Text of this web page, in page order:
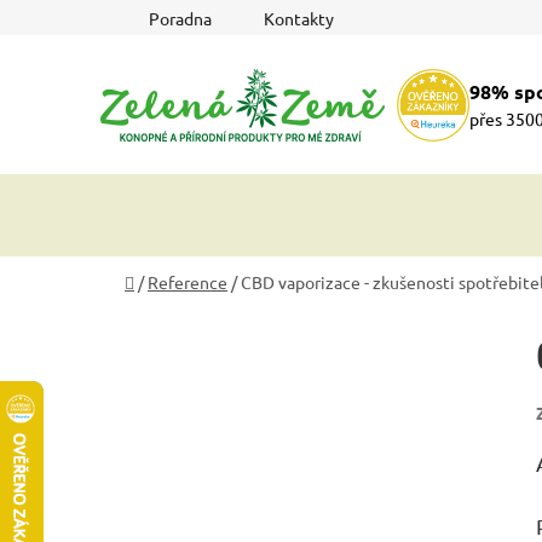
Poradna Kontakty
98%
přes
Domů
/ Reference /CBD vaporizace - zkušenosti